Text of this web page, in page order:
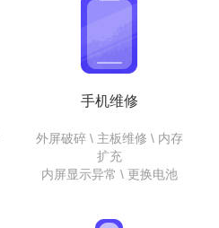
手机维修
外屏破碎 \ 主板维修 \ 内存
扩充
内屏显示异常 \ 更换电池